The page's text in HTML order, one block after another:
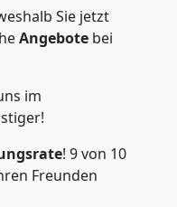
Sie jetzt
Angebotebei
im
! 9 von 10
Freunden